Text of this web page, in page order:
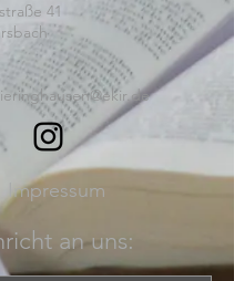
41
Impressum
an uns: